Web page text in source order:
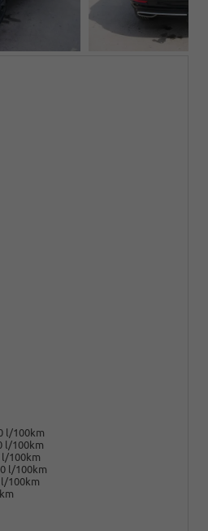
l/100km
l/100km
l/100km
l/100km
l/100km